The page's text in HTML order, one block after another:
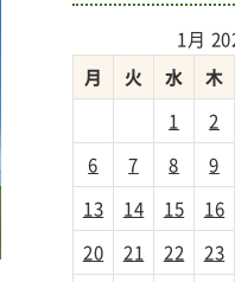
1月
月
火 水 木
1
2
6
7 8 9
13
14 15 16
20
21 22 23